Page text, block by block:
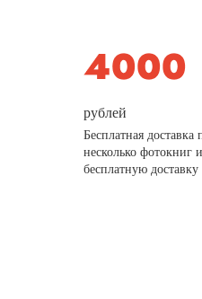
рублей
Бесплатная
несколько фотокниг
бесплатную доставку